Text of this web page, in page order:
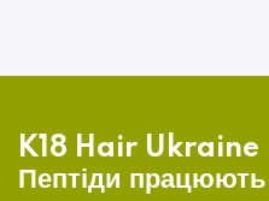
K18 Hair Ukraine
Пептіди